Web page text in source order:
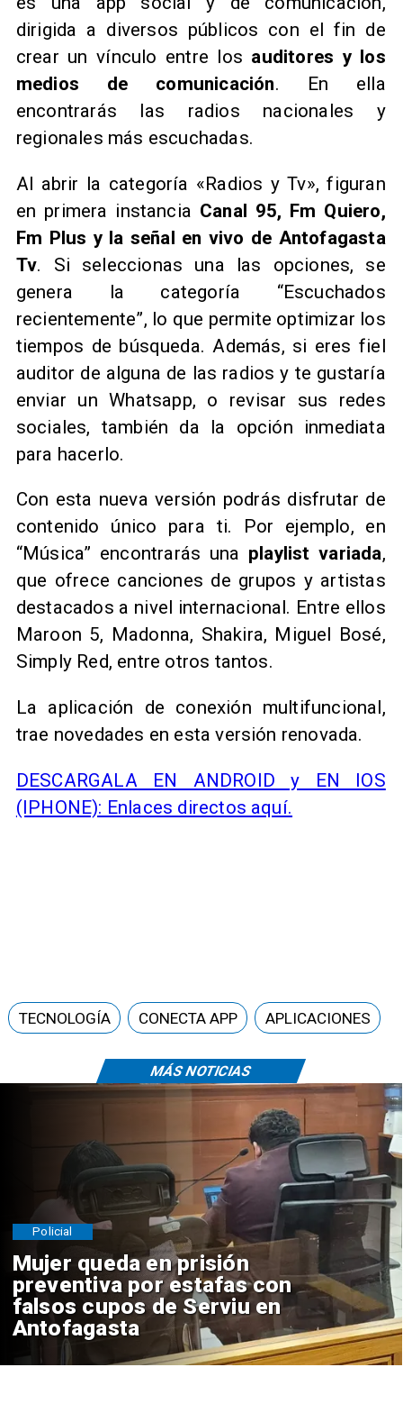
dirigida a diversos públicos con el fin de
crear un vínculo entre los auditores y los
medios de comunicación. En ella
encontrarás las radios nacionales y
regionales más escuchadas.
Al abrir la categoría «Radios y Tv», figuran
en primera instancia Canal 95, Fm Quiero,
Fm Plus y la señal en vivo de Antofagasta
Tv. Si seleccionas una las opciones, se
genera la categoría “Escuchados
recientemente”, lo que permite optimizar los
tiempos de búsqueda. Además, si eres fiel
auditor de alguna de las radios y te gustaría
enviar un Whatsapp, o revisar sus redes
sociales, también da la opción inmediata
para hacerlo.
Con esta nueva versión podrás disfrutar de
contenido único para ti. Por ejemplo, en
“Música” encontrarás una playlist variada,
que ofrece canciones de grupos y artistas
destacados a nivel internacional. Entre ellos
Maroon 5, Madonna, Shakira, Miguel Bosé,
Simply Red, entre otros tantos.
La aplicación de conexión multifuncional,
trae novedades en esta versión renovada.​
DESCARGALA EN ANDROID y EN IOS
(IPHONE): Enlaces directos aquí.
MÁS NOTICIAS
TECNOLOGÍA CONECTA APP APLICACIONES
Mujer queda en prisión
preventiva por estafas con
falsos cupos de Serviu en
Antofagasta
Policial